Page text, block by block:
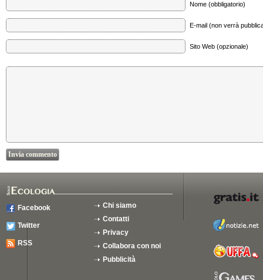
Nome (obbligatorio)
E-mail (non verrà
Sito Web (opzionale)
Facebook
Twitter
RSS
Chi siamo
Contatti
Privacy
Collabora con noi
Pubblicità